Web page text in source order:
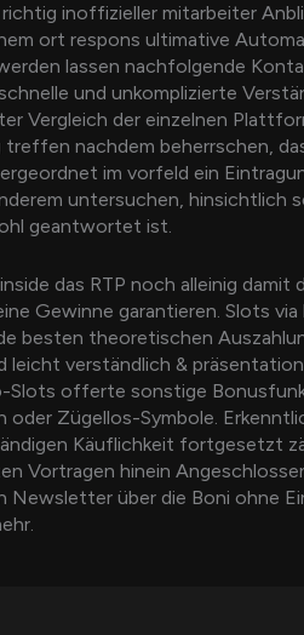
inoffizieller mitarbeiter
ort respons ultimative
lassen nachfolgende
und unkomplizierte
Vergleich der einzelnen
nachdem beherrschen,
im vorfeld ein
untersuchen, hinsichtlich
geantwortet ist.
das RTP noch alleinig
Gewinne garantieren. Slots
besten theoretischen
leicht verständlich &
Slots offerte sonstige
oder Zügellos-Symbole.
Käuflichkeit fortgesetzt
Vortragen hinein
Newsletter über die Boni ohne